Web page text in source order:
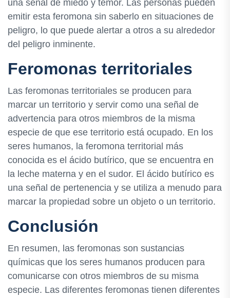
una señal de miedo y temor. Las personas pueden
emitir esta feromona sin saberlo en situaciones de
peligro, lo que puede alertar a otros a su alrededor
del peligro inminente.
Feromonas territoriales
Las feromonas territoriales se producen para
marcar un territorio y servir como una señal de
advertencia para otros miembros de la misma
especie de que ese territorio está ocupado. En los
seres humanos, la feromona territorial más
conocida es el ácido butírico, que se encuentra en
la leche materna y en el sudor. El ácido butírico es
una señal de pertenencia y se utiliza a menudo para
marcar la propiedad sobre un objeto o un territorio.
Conclusión
En resumen, las feromonas son sustancias
químicas que los seres humanos producen para
comunicarse con otros miembros de su misma
especie. Las diferentes feromonas tienen diferentes